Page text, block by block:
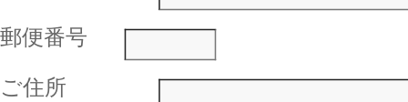
郵便番号
ご住所